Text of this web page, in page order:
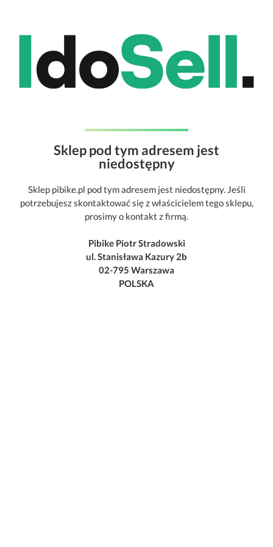
Sklep pod tym adresem jest
niedostępny
Sklep pibike.pl pod tym adresem jest niedostępny. Jeśli
potrzebujesz skontaktować się z właścicielem tego sklepu,
prosimy o kontakt z firmą.
Pibike Piotr Stradowski
ul. Stanisława Kazury 2b
02-795 Warszawa
POLSKA